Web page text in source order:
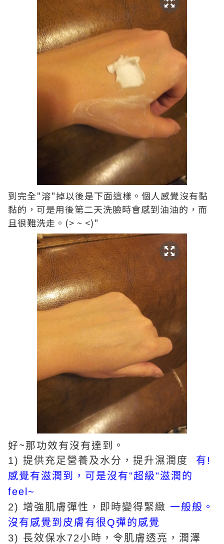
到完全"溶"掉以後是下面這樣。個人感覺沒有黏
黏的，可是用後第二天洗臉時會感到油油的，而
且很難洗走。(> ~ <)"
好~那功效有沒有達到。
1) 提供充足營養及水分，提升濕潤度 有!
感覺有滋潤到，可是沒有"超級"滋潤的
feel~
2) 增強肌膚彈性，即時變得緊緻 一般般。
沒有感覺到皮膚有很Q彈的感覺
3) 長效保水72小時，令肌膚透亮，潤澤